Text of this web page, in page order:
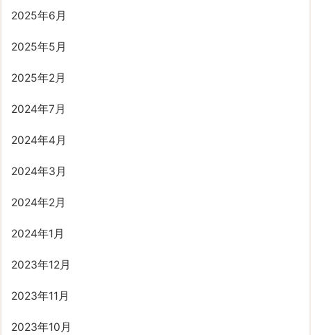
2025年6月
2025年5月
2025年2月
2024年7月
2024年4月
2024年3月
2024年2月
2024年1月
2023年12月
2023年11月
2023年10月